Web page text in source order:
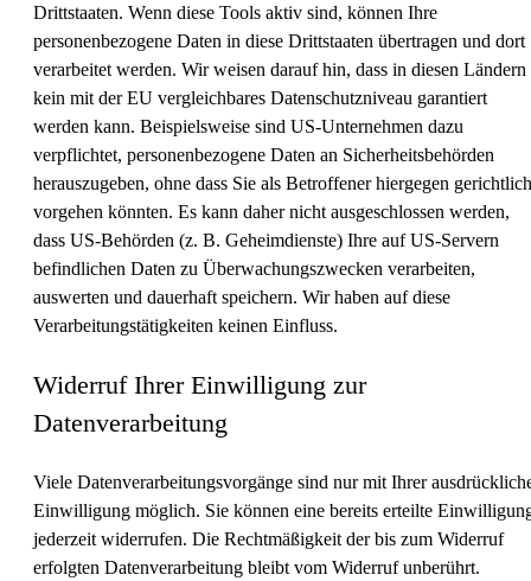
Drittstaaten. Wenn diese Tools aktiv sind, können Ihre
personenbezogene Daten in diese Drittstaaten übertragen und dort
verarbeitet werden. Wir weisen darauf hin, dass in diesen Ländern
kein mit der EU vergleichbares Datenschutzniveau garantiert
werden kann. Beispielsweise sind US-Unternehmen dazu
verpflichtet, personenbezogene Daten an Sicherheitsbehörden
herauszugeben, ohne dass Sie als Betroffener hiergegen gerichtlich
vorgehen könnten. Es kann daher nicht ausgeschlossen werden,
dass US-Behörden (z. B. Geheimdienste) Ihre auf US-Servern
befindlichen Daten zu Überwachungszwecken verarbeiten,
auswerten und dauerhaft speichern. Wir haben auf diese
Verarbeitungstätigkeiten keinen Einfluss.
Widerruf Ihrer Einwilligung zur
Datenverarbeitung
Viele Datenverarbeitungsvorgänge sind nur mit Ihrer
Einwilligung möglich. Sie können eine bereits erteilte
jederzeit widerrufen. Die Rechtmäßigkeit der bis zum Widerruf
erfolgten Datenverarbeitung bleibt vom Widerruf unberührt.